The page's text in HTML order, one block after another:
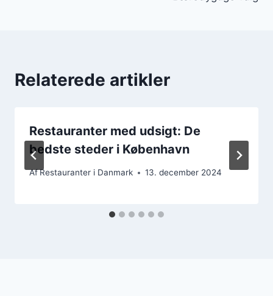
Relaterede artikler
Restauranter med udsigt: De
bedste steder i København
AfRestauranter i Danmark 13. december 2024